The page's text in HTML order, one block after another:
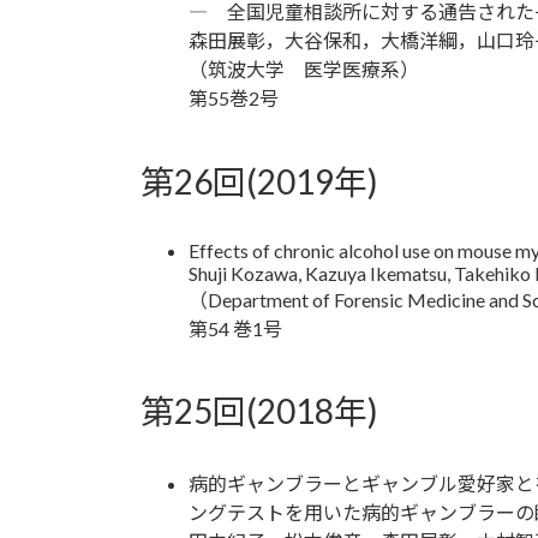
― 全国児童相談所に対する通告され
森田展彰，大谷保和，大橋洋綱，山口
（筑波大学 医学医療系）
第55巻2号
第26回(2019年)
Effects of chronic alcohol use on mouse
Shuji Kozawa, Kazuya Ikematsu,
（Department of Forensic Medicine and
第54 巻1号
第25回(2018年)
病的ギャンブラーとギャンブル愛好家
ングテストを用いた病的ギャンブラー